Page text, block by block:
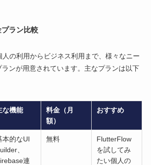
ラン比較
の利用からビジネス利用まで、様々なニー
ランが用意されています。主なプランは以下
な機能
料金（月
額）
おすすめ
本的なUI
、
連
無料
FlutterFlow
を試してみ
たい個人の